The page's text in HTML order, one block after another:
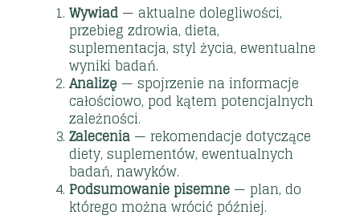
Wywiad — aktualne dolegliwości,
przebieg zdrowia, dieta,
suplementacja, styl życia, ewentualne
wyniki badań.
Analizę — spojrzenie na informacje
całościowo, pod kątem potencjalnych
zależności.
Zalecenia — rekomendacje dotyczące
diety, suplementów, ewentualnych
badań, nawyków.
Podsumowanie pisemne — plan, do
którego można wrócić później.